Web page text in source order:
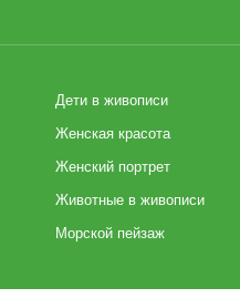
Дети в живописи
Женская красота
Женский портрет
Животные в живописи
Морской пейзаж